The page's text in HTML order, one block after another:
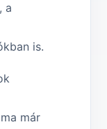
a
is.
már